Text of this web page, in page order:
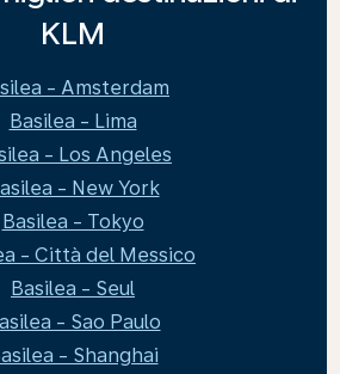
KLM
- Amsterdam
Basilea - Lima
- Los Angeles
- New York
Basilea - Tokyo
- Città del Messico
Basilea - Seul
- Sao Paulo
- Shanghai